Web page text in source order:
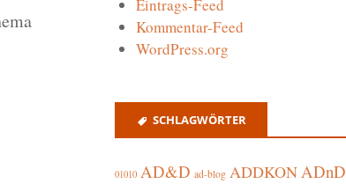
Eintrags-Feed
Kommentar-Feed
WordPress.org
SCHLAGWÖRTER
01010 AD&D ad-blog ADDKONADnD